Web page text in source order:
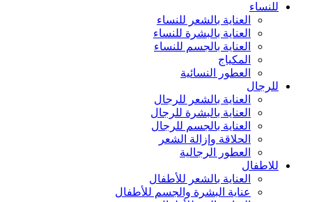
للنساء
العناية بالشعر للنساء
العناية بالبشرة للنساء
العناية بالجسم للنساء
المكياج
العطور النسائية
للرجال
العناية بالشعر للرجال
العناية بالبشرة للرجال
العناية بالجسم للرجال
الحلاقة وإزالة الشعر
العطور الرجالية
للاطفال
العناية بالشعر للأطفال
عناية البشرة والجسم للأطفال